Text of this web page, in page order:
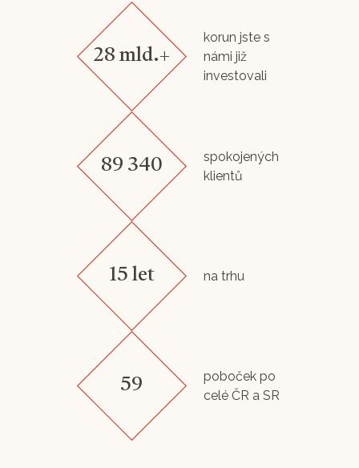
28 mld.+
korun jste s
námi již
investovali
89 340
spokojených
klientů
15 let na trhu
59
poboček po
celé ČR a SR